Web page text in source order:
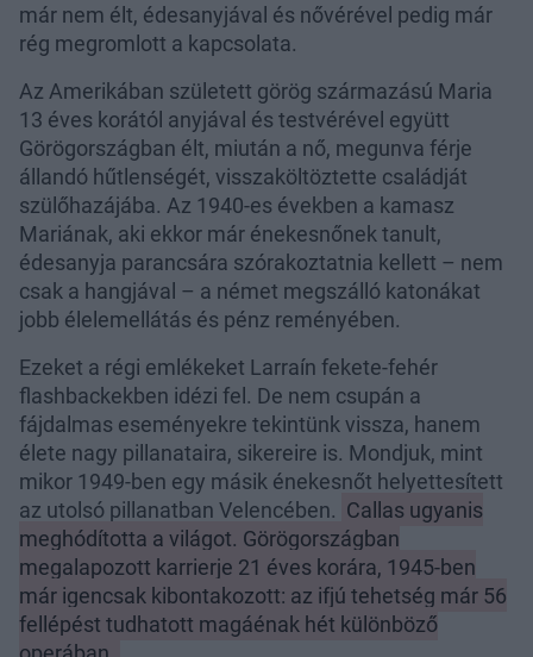
már nem élt, édesanyjával és nővérével pedig már
rég megromlott a kapcsolata.
Az Amerikában született görög származású Maria
13 éves korától anyjával és testvérével együtt
Görögországban élt, miután a nő, megunva férje
állandó hűtlenségét, visszaköltöztette családját
szülőhazájába. Az 1940-es években a kamasz
Mariának, aki ekkor már énekesnőnek tanult,
édesanyja parancsára szórakoztatnia kellett – nem
csak a hangjával – a német megszálló katonákat
jobb élelemellátás és pénz reményében.
Ezeket a régi emlékeket Larraín fekete-fehér
flashbackekben idézi fel. De nem csupán a
fájdalmas eseményekre tekintünk vissza, hanem
élete nagy pillanataira, sikereire is. Mondjuk, mint
mikor 1949-ben egy másik énekesnőt helyettesített
az utolsó pillanatban Velencében. Callas ugyanis
meghódította a világot. Görögországban
megalapozott karrierje 21 éves korára, 1945-ben
már igencsak kibontakozott: az ifjú tehetség már 56
fellépést tudhatott magáénak hét különböző